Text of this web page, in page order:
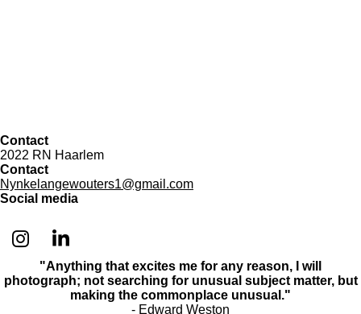
Contact
2022 RN Haarlem
Contact
Nynkelangewouters1@gmail.com
Social media
I
s
L
i
n
"Anything that excites me for any reason, I will
photograph; not searching for unusual subject matter, but
making the commonplace unusual."
- Edward Weston